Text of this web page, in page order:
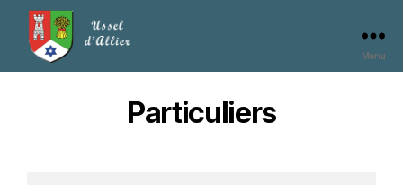
Menu
Particuliers